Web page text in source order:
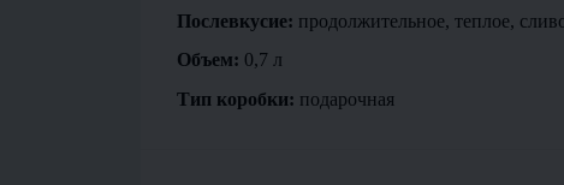
Послевкусие: продолжительное, теплое,
Объем: 0,7 л
Тип коробки: подарочная